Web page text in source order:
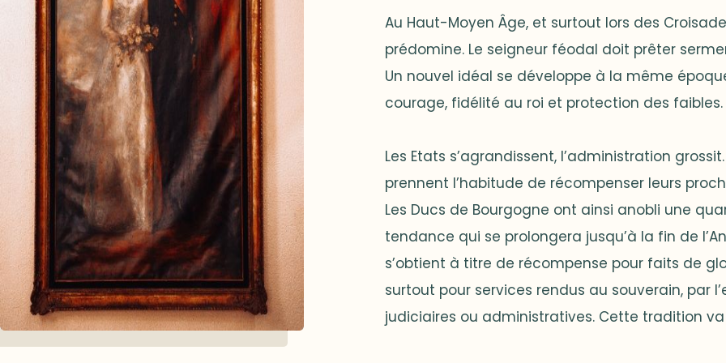
Au Haut-Moyen Âge, et surtout lors des
prédomine. Le seigneur féodal doit prêter
Un nouvel idéal se développe à la même
courage, fidélité au roi et protection des faibles.
Les Etats s’agrandissent, l’administration
prennent l’habitude de récompenser leurs
Les Ducs de Bourgogne ont ainsi anobli une
tendance qui se prolongera jusqu’à la fin de
s’obtient à titre de récompense pour faits de
surtout pour services rendus au souverain, par
judiciaires ou administratives. Cette tradition